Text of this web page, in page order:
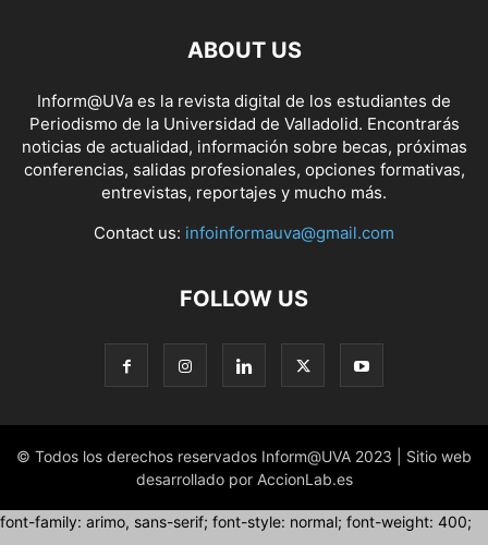
ABOUT US
Inform@UVa es la revista digital de los estudiantes de
Periodismo de la Universidad de Valladolid. Encontrarás
noticias de actualidad, información sobre becas, próximas
conferencias, salidas profesionales, opciones formativas,
entrevistas, reportajes y mucho más.
Contact us: infoinformauva@gmail.com
FOLLOW US
© Todos los derechos reservados Inform@UVA 2023 | Sitio web
desarrollado por AccionLab.es
font-family: arimo, sans-serif; font-style: normal; font-weight: 400;